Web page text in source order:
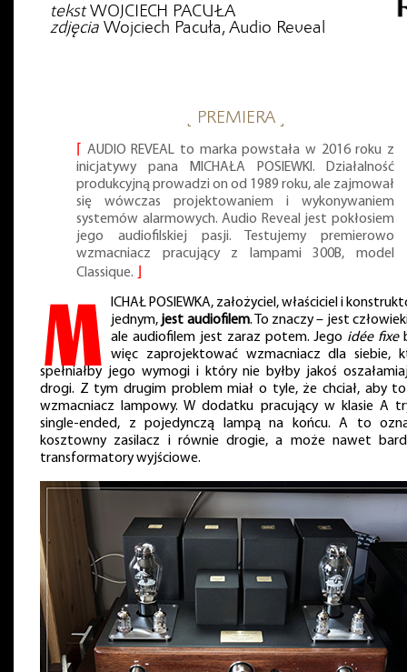
tekstWOJCIECH PACUŁA
zdjęcia Wojciech Pacuła, Audio Reveal
˻ PREMIERA ˼
AUDIO REVEAL to marka powstała w 2016 roku z
inicjatywy pana MICHAŁA POSIEWKI. Działalność
produkcyjną prowadzi on od 1989 roku, ale zajmował
się wówczas projektowaniem i wykonywaniem
systemów alarmowych. Audio Reveal jest pokłosiem
jego audiofilskiej pasji. Testujemy premierowo
wzmacniacz pracujący z lampami 300B, model
Classique.
M
ICHAŁ POSIEWKA, założyciel, właściciel i
jednym, jest audiofilem. To znaczy – jest
ale audiofilem jest zaraz potem. Jego idée fixe
więc zaprojektować wzmacniacz dla siebie,
spełniałby jego wymogi i który nie byłby jakoś
drogi. Z tym drugim problem miał o tyle, że chciał, aby to
wzmacniacz lampowy. W dodatku pracujący w klasie A
single-ended, z pojedynczą lampą na końcu. A to
kosztowny zasilacz i równie drogie, a może nawet
transformatory wyjściowe.